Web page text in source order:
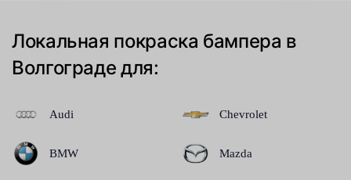
Локальная покраска бампера в
Волгограде для:
Audi
BMW
Chevrolet
Mazda